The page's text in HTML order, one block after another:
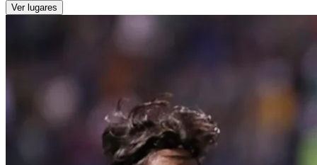
Ver lugares